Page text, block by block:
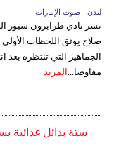
لندن - صوت الإمارات
نشر نادي طرابزون سبور
صلاح يوثق اللحظات
الجماهير التي تنتظره بعد
مفاوضا... المزيد
ستة بدائل غذائية